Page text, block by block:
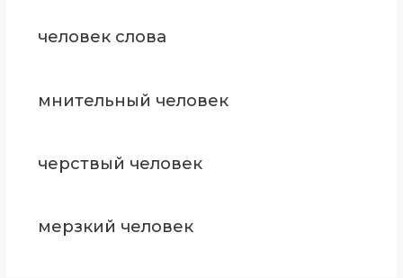
человек слова
мнительный человек
черствый человек
мерзкий человек